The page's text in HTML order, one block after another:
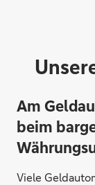
Am
beim
Viele